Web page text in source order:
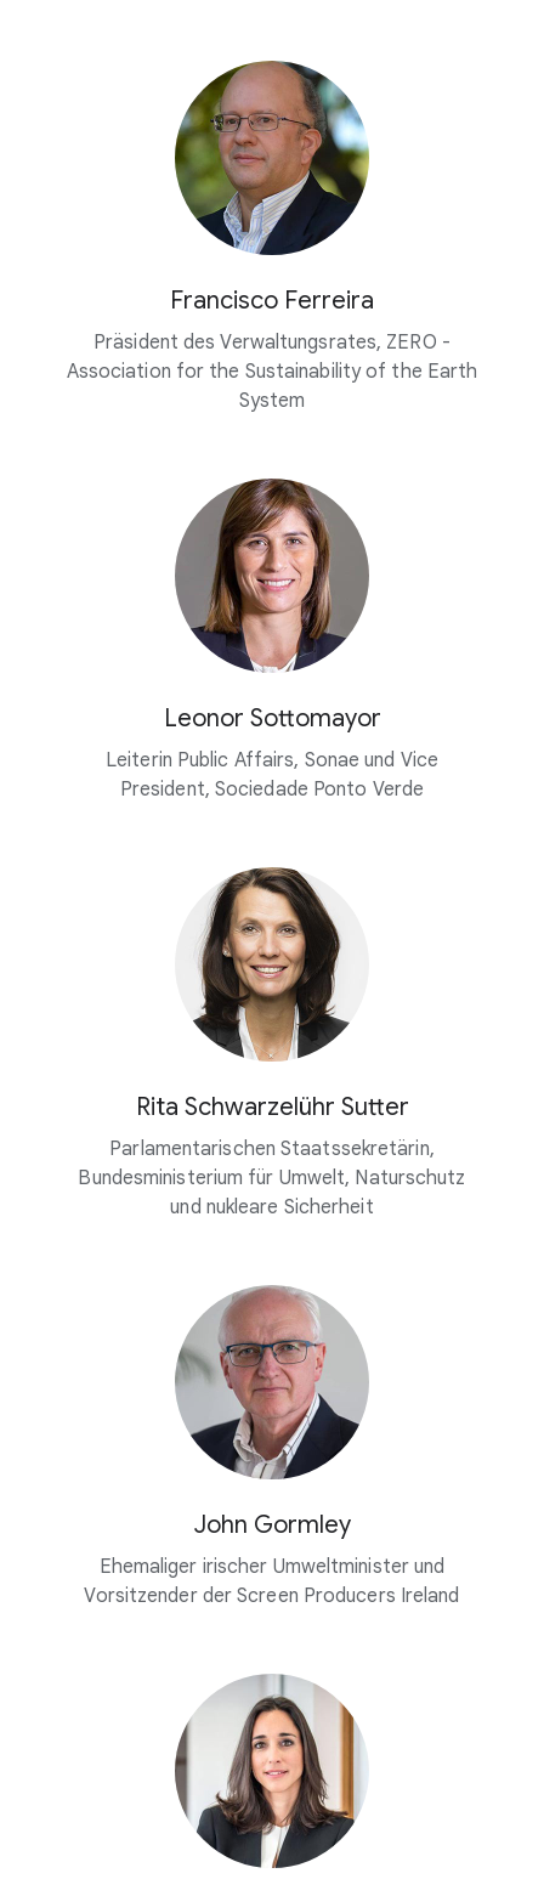
Francisco Ferreira
Präsident des Verwaltungsrates, ZERO -
Association for the Sustainability of the Earth
System
Leonor Sottomayor
Leiterin Public Affairs, Sonae und Vice
President, Sociedade Ponto Verde
Rita Schwarzelühr Sutter
Parlamentarischen Staatssekretärin,
Bundesministerium für Umwelt, Naturschutz
und nukleare Sicherheit
John Gormley
Ehemaliger irischer Umweltminister und
Vorsitzender der Screen Producers Ireland